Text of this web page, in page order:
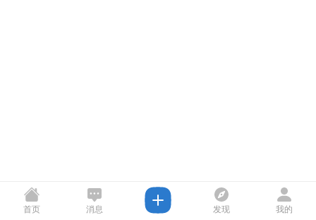
首页 消息 发现 我的